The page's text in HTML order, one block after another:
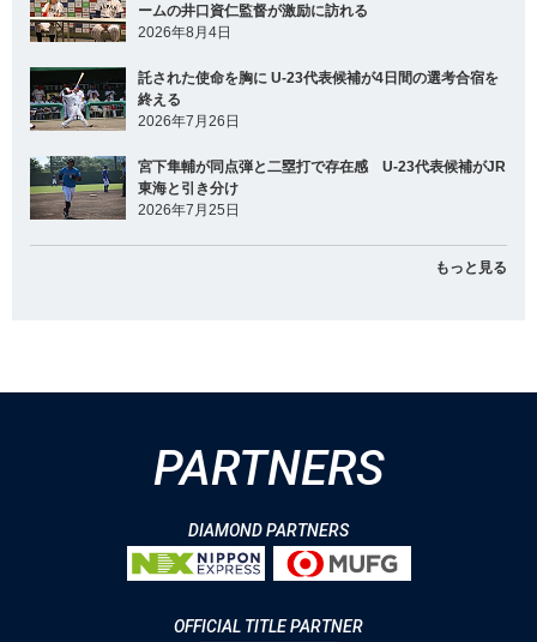
ームの井口資仁監督が激励に訪れる
2026年8月4日
託された使命を胸に U-23代表候補が4日間の選考合宿を
終える
2026年7月26日
宮下隼輔が同点弾と二塁打で存在感 U-23代表候補がJR
東海と引き分け
2026年7月25日
もっと見る
PARTNERS
DIAMOND PARTNERS
OFFICIAL TITLE PARTNER